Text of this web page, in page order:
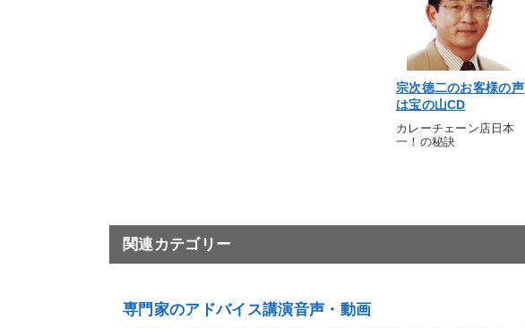
宗次徳二のお客様の声
は宝の山CD
カレーチェーン店日本
一！の秘訣
関連カテゴリー
専門家のアドバイス講演音声・動画